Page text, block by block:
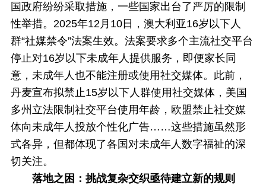
国政府纷纷采取措施，一些国家出台了严厉的限制
性举措。2025年12月10日，澳大利亚16岁以下人
群“社媒禁令”法案生效。法案要求多个主流社交平台
停止对16岁以下未成年人提供服务，即便家长同
意，未成年人也不能注册或使用社交媒体。此前，
丹麦宣布拟禁止15岁以下人群使用社交媒体，美国
多州立法限制社交平台使用年龄，欧盟禁止社交媒
体向未成年人投放个性化广告……这些措施虽然形
式各异，但都体现了各国对未成年人数字福祉的深
切关注。
落地之困：挑战复杂交织亟待建立新的规则